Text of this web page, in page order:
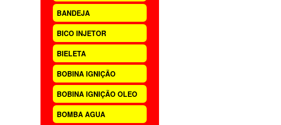
BANDEJA
BICO INJETOR
BIELETA
BOBINA IGNIÇÃO
BOBINA IGNIÇÃO OLEO
BOMBA AGUA